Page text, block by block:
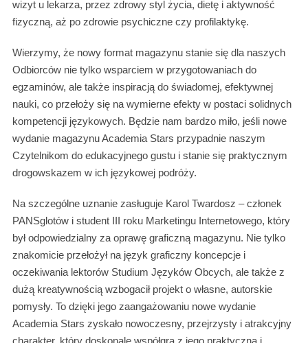
wizyt u lekarza, przez zdrowy styl życia, dietę i aktywność
fizyczną, aż po zdrowie psychiczne czy profilaktykę.
Wierzymy, że nowy format magazynu stanie się dla naszych
Odbiorców nie tylko wsparciem w przygotowaniach do
egzaminów, ale także inspiracją do świadomej, efektywnej
nauki, co przełoży się na wymierne efekty w postaci solidnych
kompetencji językowych. Będzie nam bardzo miło, jeśli nowe
wydanie magazynu Academia Stars przypadnie naszym
Czytelnikom do edukacyjnego gustu i stanie się praktycznym
drogowskazem w ich językowej podróży.
Na szczególne uznanie zasługuje Karol Twardosz – członek
PANSglotów i student III roku Marketingu Internetowego, który
był odpowiedzialny za oprawę graficzną magazynu. Nie tylko
znakomicie przełożył na język graficzny koncepcje i
oczekiwania lektorów Studium Języków Obcych, ale także z
dużą kreatywnością wzbogacił projekt o własne, autorskie
pomysły. To dzięki jego zaangażowaniu nowe wydanie
Academia Stars zyskało nowoczesny, przejrzysty i atrakcyjny